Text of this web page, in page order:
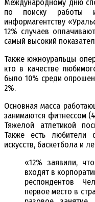
Международному дню
по поиску работы
информагентству
12% случаев
самый высокий
Также южноуральцы
кто в качестве
было 10% среди
2%.
Основная масса
занимаются фитнессом
Тяжелой атлетикой
Также есть любители
искусств, баскетбола и
«12% заявили,
входят в
респондентов
первое место в